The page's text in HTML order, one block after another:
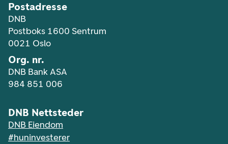
Postadresse
DNB
Postboks 1600 Sentrum
0021 Oslo
Org. nr.
DNB Bank ASA
984 851 006
DNB Nettsteder
DNB Eiendom
#huninvesterer